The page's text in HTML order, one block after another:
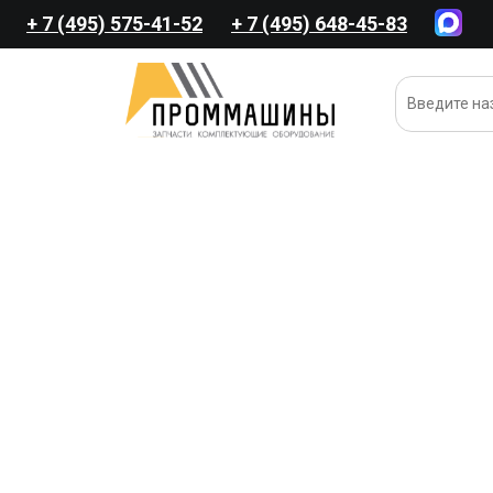
+ 7 (495) 575-41-52 + 7 (495) 648-45-83